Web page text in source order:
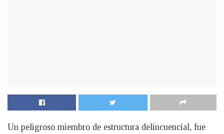
Un peligroso miembro de estructura delincuencial, fue